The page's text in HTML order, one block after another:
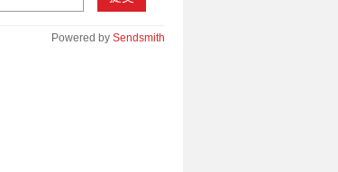
Powered by Sendsmith